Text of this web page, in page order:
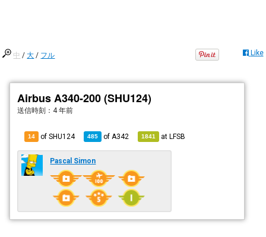
中 /大 / フル Like
Airbus A340-200 (SHU124)
送信時刻： 4 年前
14 of SHU124 485 of A342 1841 atLFSB
Pascal Simon